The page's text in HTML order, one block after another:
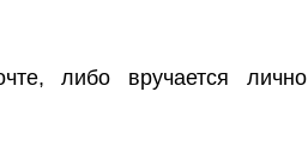
либо вручается лично